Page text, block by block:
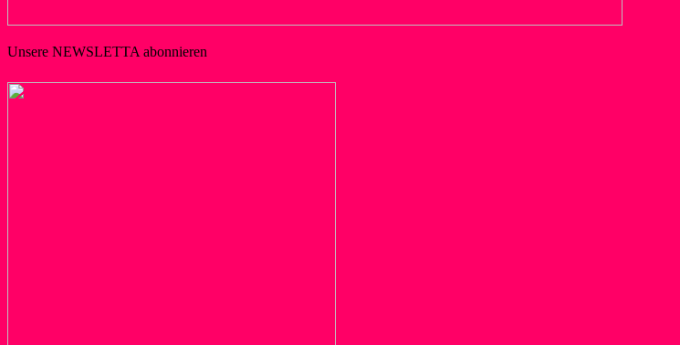
Unsere NEWSLETTA abonnieren